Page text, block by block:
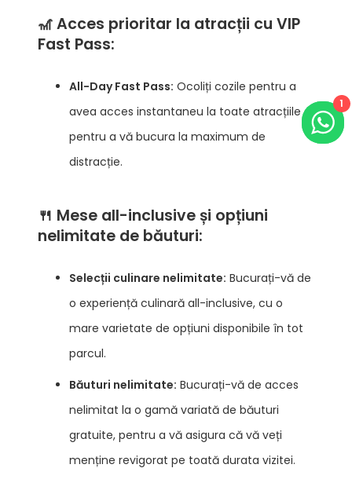
🎢 Acces prioritar la atracții cu VIP
Fast Pass:
All-Day Fast Pass: Ocoliți cozile pentru a
avea acces instantaneu la toate atracțiile și
pentru a vă bucura la maximum de
distracție.
🍴 Mese all-inclusive și opțiuni
nelimitate de băuturi:
Selecții culinare nelimitate: Bucurați-vă de
o experiență culinară all-inclusive, cu o
mare varietate de opțiuni disponibile în tot
parcul.
Băuturi nelimitate: Bucurați-vă de acces
nelimitat la o gamă variată de băuturi
gratuite, pentru a vă asigura că vă veți
menține revigorat pe toată durata vizitei.
1